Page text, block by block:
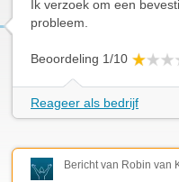
Ik verzoek om een
probleem.
Beoordeling 1/10
Reageer als bedrijf
Bericht van Robin van